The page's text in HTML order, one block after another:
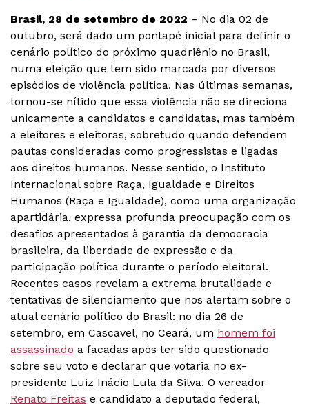
Brasil, 28 de setembro de 2022 – No dia 02 de
outubro, será dado um pontapé inicial para definir o
cenário político do próximo quadriênio no Brasil,
numa eleição que tem sido marcada por diversos
episódios de violência política. Nas últimas semanas,
tornou-se nítido que essa violência não se direciona
unicamente a candidatos e candidatas, mas também
a eleitores e eleitoras, sobretudo quando defendem
pautas consideradas como progressistas e ligadas
aos direitos humanos. Nesse sentido, o Instituto
Internacional sobre Raça, Igualdade e Direitos
Humanos (Raça e Igualdade), como uma organização
apartidária, expressa profunda preocupação com os
desafios apresentados à garantia da democracia
brasileira, da liberdade de expressão e da
participação política durante o período eleitoral.
Recentes casos revelam a extrema brutalidade e
tentativas de silenciamento que nos alertam sobre o
atual cenário político do Brasil: no dia 26 de
setembro, em Cascavel, no Ceará, um homem foi
assassinado a facadas após ter sido questionado
sobre seu voto e declarar que votaria no ex-
presidente Luiz Inácio Lula da Silva. O vereador
Renato Freitas e candidato a deputado federal,